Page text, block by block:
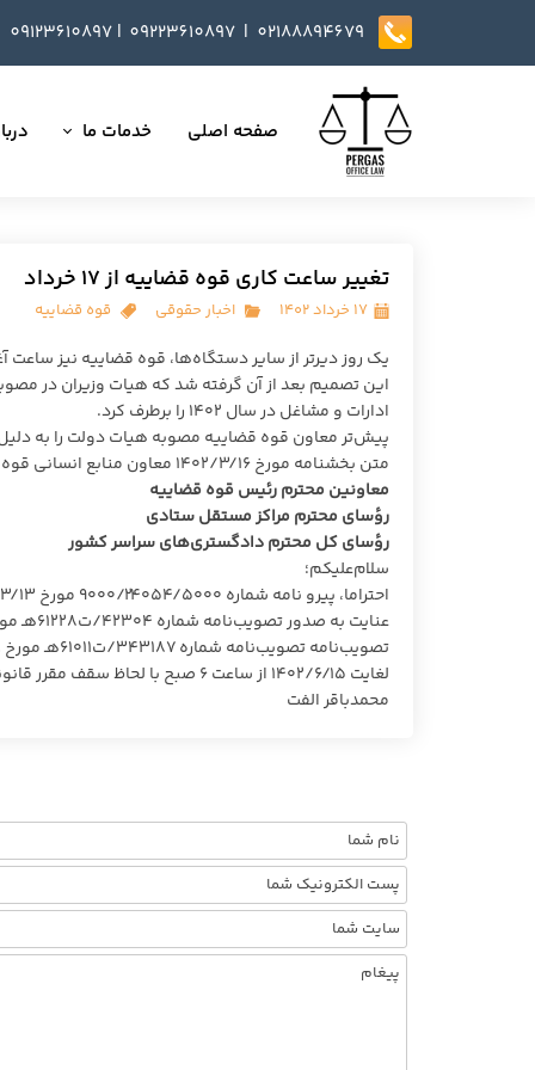
صفحه اصلی خدمات ما
مذاکره، تنظیم و
ارائه خدمات
داوری
انجام کلیه مسائل
09123610897| 09223610897​​​​​​​ | 02188894679
تغییر ساعت کاری قوه قضاییه از ۱۷ خرداد
۱۷ خرداد ۱۴۰۲ اخبار حقوقی قوه قضاییه
یک روز دیرتر از سایر دستگاه‌ها، قوه قضاییه نیز ساعت آغاز کار را به ۶
این تصمیم بعد از آن گرفته شد که هیات وزیران در
ادارات و مشاغل در سال ۱۴۰۲ را برطرف کرد.
پیش‌تر معاون قوه قضاییه مصوبه هیات دولت را به
متن بخشنامه مورخ ۱۴۰۲/۳/۱۶ معاون منابع انسانی قوه قضاییه به شرح زیر است:
معاونین محترم رئیس قوه قضاییه
رؤسای محترم مراکز مستقل ستادی
رؤسای کل محترم دادگستری‌های سراسر کشور
سلام‌علیکم؛
لغایت ۱۴۰۲/۶/۱۵ از ساعت ۶ صبح با لحاظ سقف مقرر قانونی،‌ تعیین می‌گردد.
محمدباقر الفت